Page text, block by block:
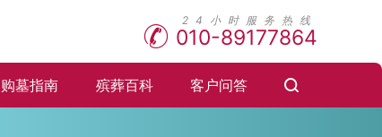
010-89177864
购墓指南 殡葬百科 客户问答